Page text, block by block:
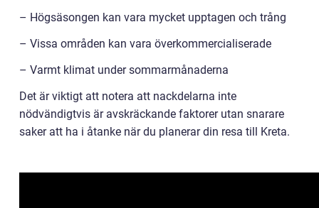
– Högsäsongen kan vara mycket upptagen och trång
– Vissa områden kan vara överkommercialiserade
– Varmt klimat under sommarmånaderna
Det är viktigt att notera att nackdelarna inte
nödvändigtvis är avskräckande faktorer utan snarare
saker att ha i åtanke när du planerar din resa till Kreta.